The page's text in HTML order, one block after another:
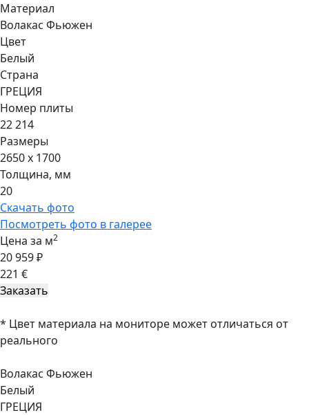
Материал
Волакас Фьюжен
Цвет
Белый
Страна
ГРЕЦИЯ
Номер плиты
22 214
Размеры
2650 x 1700
Толщина, мм
20
Скачать фото
Посмотреть фото в галерее
Цена за м2
20 959 ₽
221 €
* Цвет материала на мониторе может отличаться от
реального
Волакас Фьюжен
Белый
ГРЕЦИЯ